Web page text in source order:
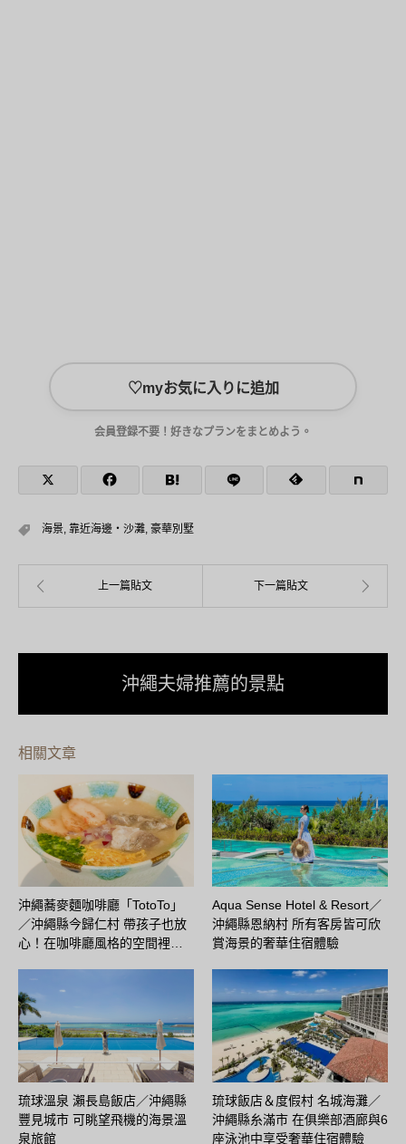
♡myお気に入りに追加
会員登録不要！好きなプランをまとめよう。
海景 靠近海邊・沙灘 豪華別墅
沖繩夫婦推薦的景點
相關文章
沖繩蕎麥麵咖啡廳「TotoTo」
／沖繩縣今歸仁村 帶孩子也放
心！在咖啡廳風格的空間裡…
Aqua Sense Hotel & Resort／
沖繩縣恩納村 所有客房皆可欣
賞海景的奢華住宿體驗
琉球溫泉 瀨長島飯店／沖繩縣
豐見城市 可眺望飛機的海景溫
泉旅館
琉球飯店＆度假村 名城海灘／
沖繩縣糸滿市 在俱樂部酒廊與6
座泳池中享受奢華住宿體驗